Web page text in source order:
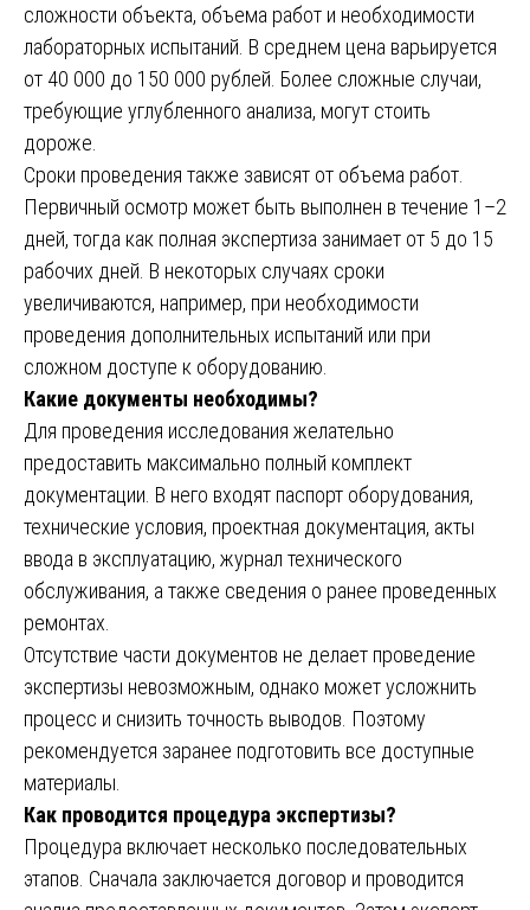
сложности объекта, объема работ и необходимости
лабораторных испытаний. В среднем цена варьируется
от 40 000 до 150 000 рублей. Более сложные случаи,
требующие углубленного анализа, могут стоить
дороже.
Сроки проведения также зависят от объема работ.
Первичный осмотр может быть выполнен в течение 1–2
дней, тогда как полная экспертиза занимает от 5 до 15
рабочих дней. В некоторых случаях сроки
увеличиваются, например, при необходимости
проведения дополнительных испытаний или при
сложном доступе к оборудованию.
Какие документы необходимы?
Для проведения исследования желательно
предоставить максимально полный комплект
документации. В него входят паспорт оборудования,
технические условия, проектная документация, акты
ввода в эксплуатацию, журнал технического
обслуживания, а также сведения о ранее проведенных
ремонтах.
Отсутствие части документов не делает проведение
экспертизы невозможным, однако может усложнить
процесс и снизить точность выводов. Поэтому
рекомендуется заранее подготовить все доступные
материалы.
Как проводится процедура экспертизы?
Процедура включает несколько последовательных
этапов. Сначала заключается договор и проводится